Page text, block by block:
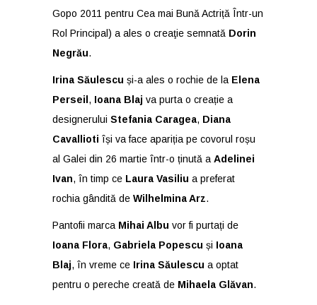
Gopo 2011 pentru Cea mai Bună Actriță Într-un
Rol Principal) a ales o creaţie semnată Dorin
Negrău.
Irina Săulescu și-a ales o rochie de la Elena
Perseil , Ioana Blaj va purta o creație a
designerului Stefania Caragea, Diana
Cavallioti își va face apariția pe covorul roșu
al Galei din 26 martie într-o ținută a Adelinei
Ivan, în timp ce Laura Vasiliu a preferat
rochia gândită de Wilhelmina Arz.
Pantofii marca Mihai Albu vor fi purtați de
Ioana Flora, Gabriela Popescu și Ioana
Blaj, în vreme ce Irina Săulescu a optat
pentru o pereche creată de Mihaela Glăvan.